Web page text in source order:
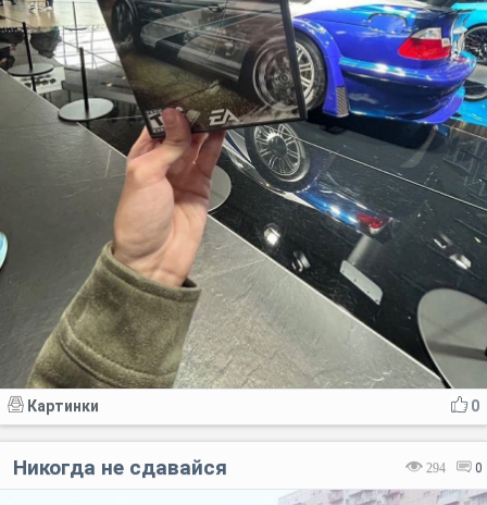
0
Картинки
294 0
Никогда не сдавайся